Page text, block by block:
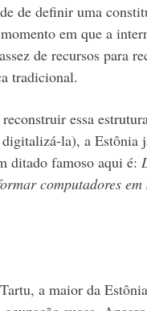
de definir uma
em que a
de recursos para
tradicional.
essa
la), a Estônia
ditado famoso aqui é:
computadores em
a maior da